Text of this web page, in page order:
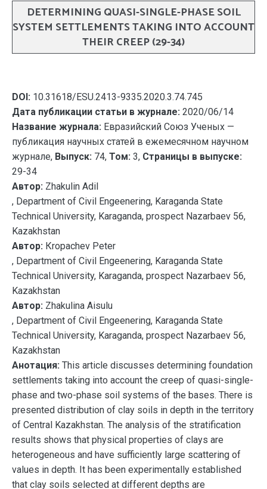
DETERMINING QUASI-SINGLE-PHASE SOIL
SYSTEM SETTLEMENTS TAKING INTO ACCOUNT
THEIR CREEP (29-34)
DOI: 10.31618/ESU.2413-9335.2020.3.74.745
Дата публикации статьи в журнале: 2020/06/14
Название журнала: Евразийский Союз Ученых —
публикация научных статей в ежемесячном научном
журнале, Выпуск: 74, Том: 3, Страницы в выпуске:
29-34
Автор: Zhakulin Adil
, Department of Civil Engeenering, Karaganda State
Technical University, Karaganda, prospect Nazarbaev 56,
Kazakhstan
Автор: Кropachev Peter
, Department of Civil Engeenering, Karaganda State
Technical University, Karaganda, prospect Nazarbaev 56,
Kazakhstan
Автор: Zhakulina Аisulu
, Department of Civil Engeenering, Karaganda State
Technical University, Karaganda, prospect Nazarbaev 56,
Kazakhstan
Анотация: This article discusses determining foundation
settlements taking into account the creep of quasi-single-
phase and two-phase soil systems of the bases. There is
presented distribution of clay soils in depth in the territory
of Central Kazakhstan. The analysis of the stratification
results shows that physical properties of clays are
heterogeneous and have sufficiently large scattering of
values in depth. It has been experimentally established
that clay soils selected at different depths are